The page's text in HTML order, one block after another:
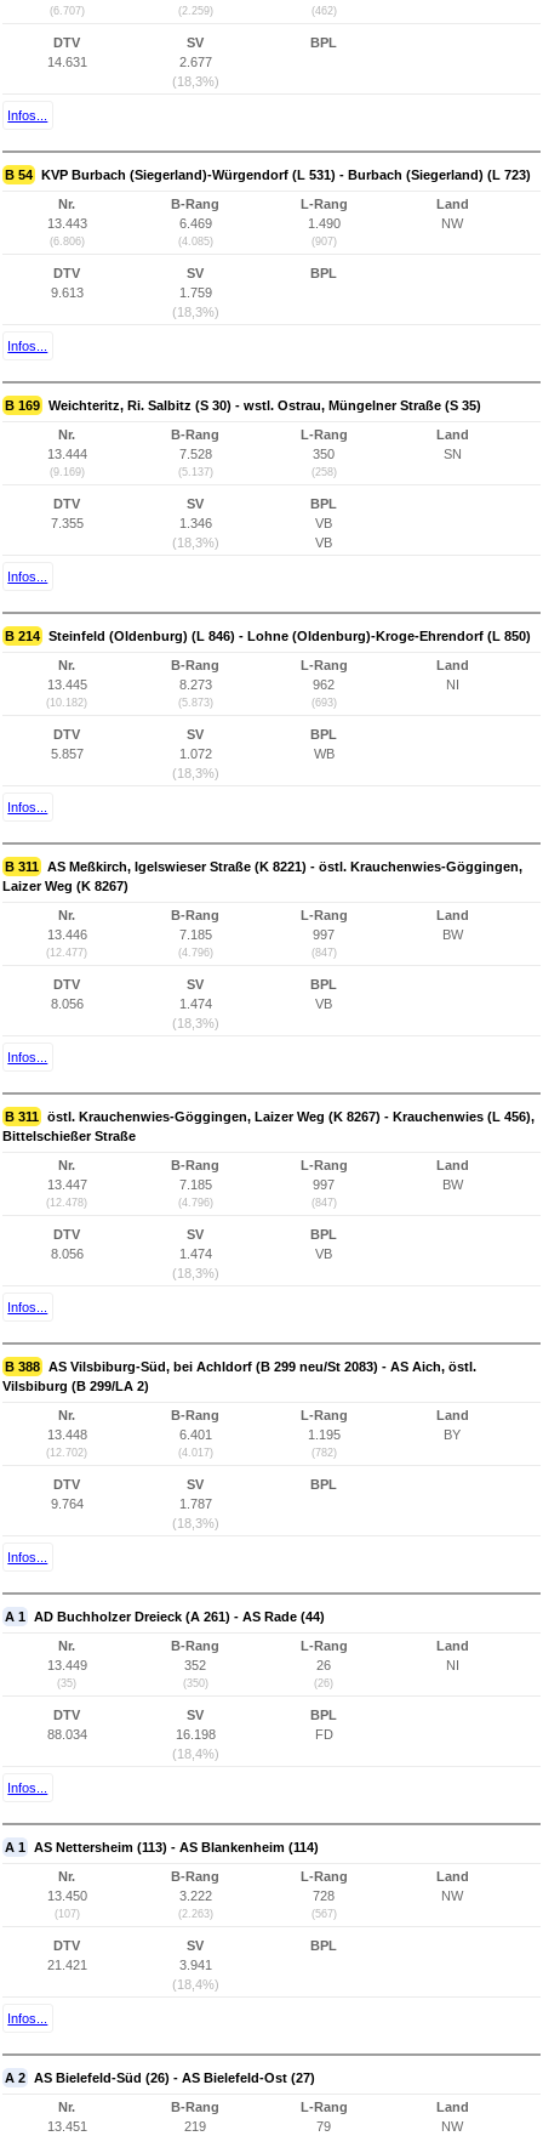
(6.707) (2.259) (462)
DTV
14.631
SV
2.677
(18,3%)
BPL
Infos...
B 54 KVP Burbach (Siegerland)-Würgendorf (L 531) - Burbach (Siegerland) (L 723)
Nr.
13.443
(6.806)
B-Rang
6.469
(4.085)
L-Rang
1.490
(907)
Land
NW
DTV
9.613
SV
1.759
(18,3%)
BPL
Infos...
B 169 Weichteritz, Ri. Salbitz (S 30) - wstl. Ostrau, Müngelner Straße (S 35)
Nr.
13.444
(9.169)
B-Rang
7.528
(5.137)
L-Rang
350
(258)
Land
SN
DTV
7.355
SV
1.346
(18,3%)
BPL
VB
VB
Infos...
B 214 Steinfeld (Oldenburg) (L 846) - Lohne (Oldenburg)-Kroge-Ehrendorf (L 850)
Nr.
13.445
(10.182)
B-Rang
8.273
(5.873)
L-Rang
962
(693)
Land
NI
DTV
5.857
SV
1.072
(18,3%)
BPL
WB
Infos...
B 311 AS Meßkirch, Igelswieser Straße (K 8221) - östl. Krauchenwies-Göggingen,
Laizer Weg (K 8267)
Nr.
13.446
(12.477)
B-Rang
7.185
(4.796)
L-Rang
997
(847)
Land
BW
DTV
8.056
SV
1.474
(18,3%)
BPL
VB
Infos...
B 311 östl. Krauchenwies-Göggingen, Laizer Weg (K 8267) - Krauchenwies (L 456),
Bittelschießer Straße
Nr.
13.447
(12.478)
B-Rang
7.185
(4.796)
L-Rang
997
(847)
Land
BW
DTV
8.056
SV
1.474
(18,3%)
BPL
VB
Infos...
B 388 AS Vilsbiburg-Süd, bei Achldorf (B 299 neu/St 2083) - AS Aich, östl.
Vilsbiburg (B 299/LA 2)
Nr.
13.448
(12.702)
B-Rang
6.401
(4.017)
L-Rang
1.195
(782)
Land
BY
DTV
9.764
SV
1.787
(18,3%)
BPL
Infos...
A 1 AD Buchholzer Dreieck (A 261) - AS Rade (44)
Nr.
13.449
(35)
B-Rang
352
(350)
L-Rang
26
(26)
Land
NI
DTV
88.034
SV
16.198
(18,4%)
BPL
FD
Infos...
A 1 AS Nettersheim (113) - AS Blankenheim (114)
Nr.
13.450
(107)
B-Rang
3.222
(2.263)
L-Rang
728
(567)
Land
NW
DTV
21.421
SV
3.941
(18,4%)
BPL
Infos...
A 2 AS Bielefeld-Süd (26) - AS Bielefeld-Ost (27)
Nr.
13.451
B-Rang
219
L-Rang
79
Land
NW